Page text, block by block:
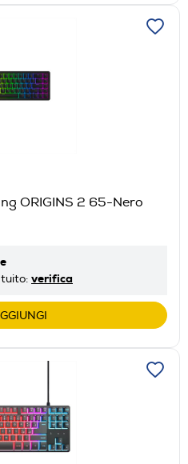
ORIGINS 2 65-Nero
verifica